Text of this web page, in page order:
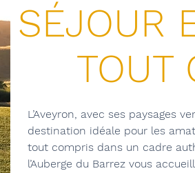
SÉJOUR
TOUT
L’Aveyron, avec ses paysages
destination idéale pour les
tout compris dans un cadre
l’Auberge du Barrez vous